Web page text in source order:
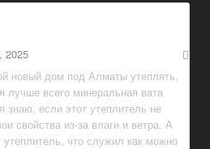
2025
новый дом под Алматы утеплять.
лучше всего минеральная вата
знаю, если этот утеплитель не
свойства из-за влаги и ветра. А
что служил как можно